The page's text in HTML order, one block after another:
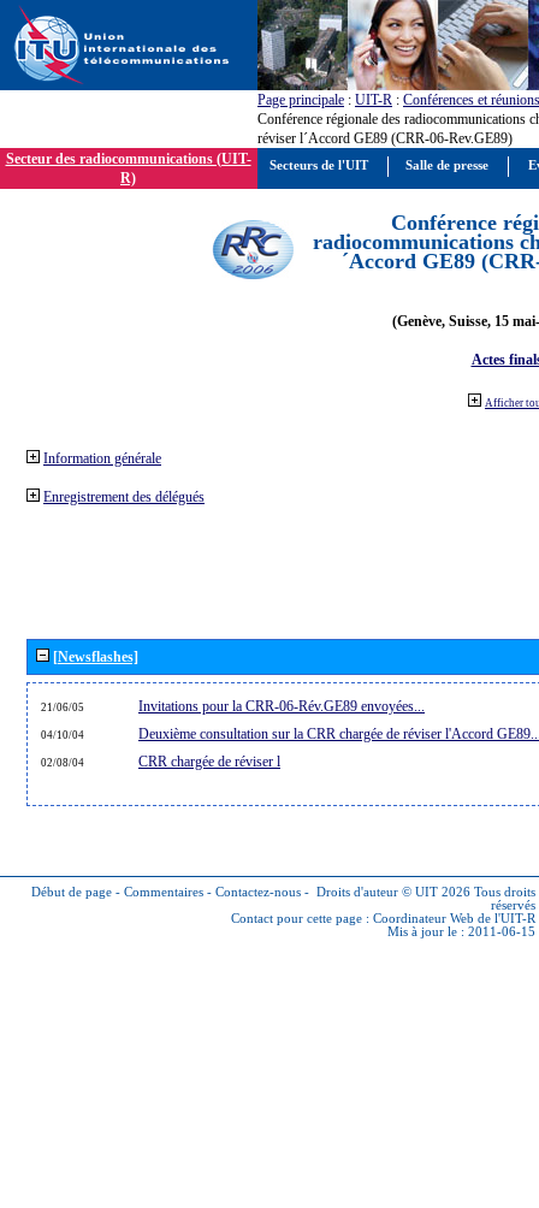
Page principale : UIT-R : Conférences et réunions
Conférence régionale des radiocommunications
réviser l´Accord GE89 (CRR-06-Rev.GE89)
Secteur des radiocommunications (UIT-
R)
Conférence
radiocommunications
´Accord GE89
(Genève, Suisse, 15
Actes
Afficher
Information générale
Enregistrement des délégués
[Newsflashes]
21/06/05 Invitations pour la CRR-06-Rév.GE89 envoyées...
04/10/04 Deuxième consultation sur la CRR chargée de réviser l'Accord
02/08/04 CRR chargée de réviser l
Début de page - Commentaires - Contactez-nous - Droits d'auteur © UIT 2026 Tous droits
réservés
Contact pour cette page : Coordinateur Web de l'UIT-R
Mis à jour le : 2011-06-15
Secteurs de l'UIT Salle de presse